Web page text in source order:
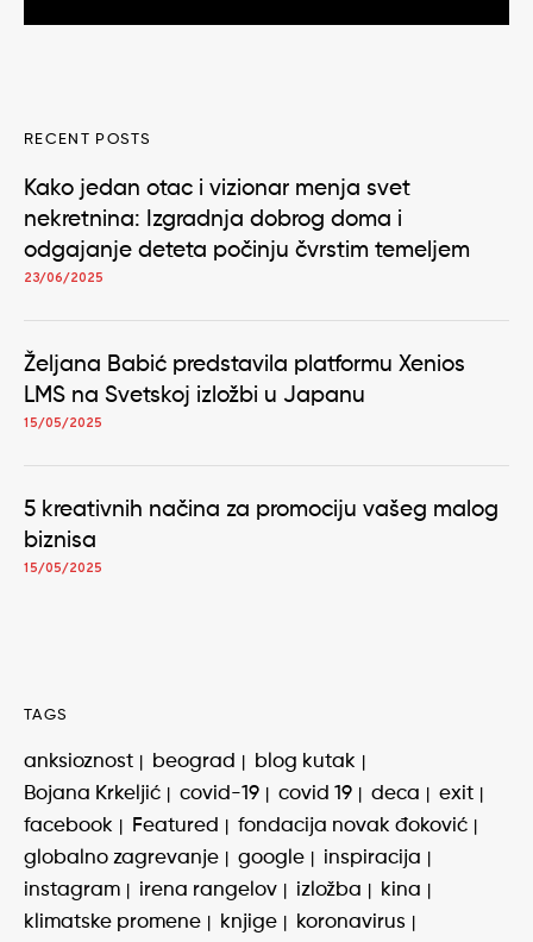
RECENT POSTS
Kako jedan otac i vizionar menja svet
nekretnina: Izgradnja dobrog doma i
odgajanje deteta počinju čvrstim temeljem
23/06/2025
Željana Babić predstavila platformu Xenios
LMS na Svetskoj izložbi u Japanu
15/05/2025
5 kreativnih načina za promociju vašeg malog
biznisa
15/05/2025
TAGS
anksioznost beograd
blog kutak
Bojana Krkeljić
covid-19 covid 19 deca
exit
facebook
Featured
fondacija novak đoković
globalno zagrevanje
google
inspiracija
instagram
irena rangelov izložba
kina
klimatske promene
knjige
koronavirus